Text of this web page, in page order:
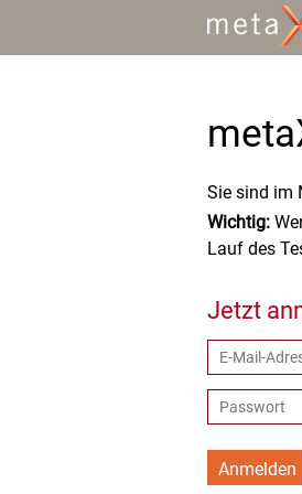
Sie sind im
Wichtig:
Lauf des
Jetzt
Anmelden